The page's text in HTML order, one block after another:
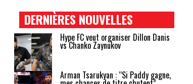
DERNIÈRES NOUVELLES
Hype FC veut organiser Dillon Danis
vs Chanko Zaynukov
Arman Tsarukyan : “Si Paddy gagne,